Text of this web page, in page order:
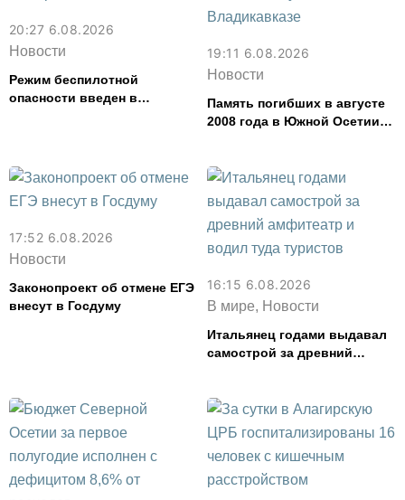
20:27 6.08.2026
Новости
Режим беспилотной
опасности введен в
19:11 6.08.2026
Новости
Память погибших в августе
2008 года в Южной Осетии
17:52 6.08.2026
Новости
Законопроект об отмене ЕГЭ
внесут в Госдуму
16:15 6.08.2026
В мире, Новости
Итальянец годами выдавал
самострой за древний